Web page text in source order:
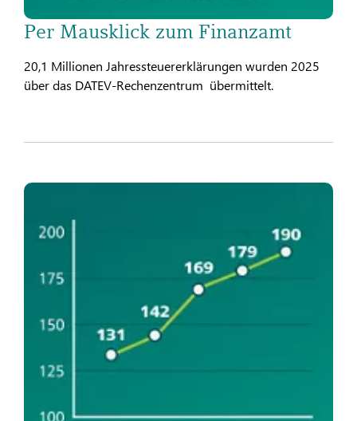
Per Mausklick zum Finanzamt
20,1 Millionen Jahressteuererklärungen wurden 2025
über das DATEV-Rechenzentrum übermittelt.